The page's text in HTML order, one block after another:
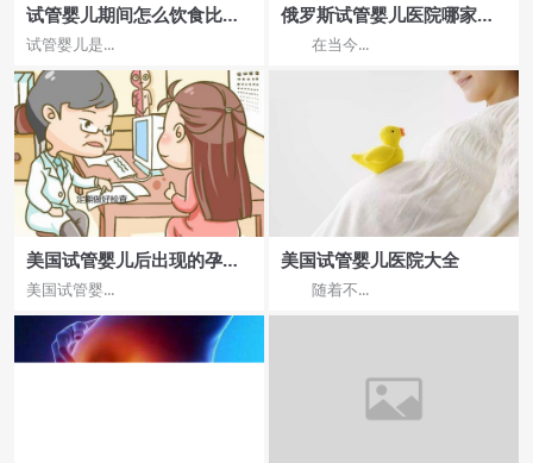
试管婴儿期间怎么饮食比较
好呢？试管期间怎么饮食？
试管婴儿是...
俄罗斯试管婴儿医院哪家服
务质量好？泰国如何？
在当今...
美国试管婴儿后出现的孕期
水肿如何缓解？
美国试管婴...
美国试管婴儿医院大全
随着不...